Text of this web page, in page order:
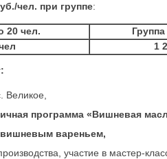
чел. при группе:
20 чел.
1
Великое,
программа «Вишневая
вареньем,
участие в мастер-